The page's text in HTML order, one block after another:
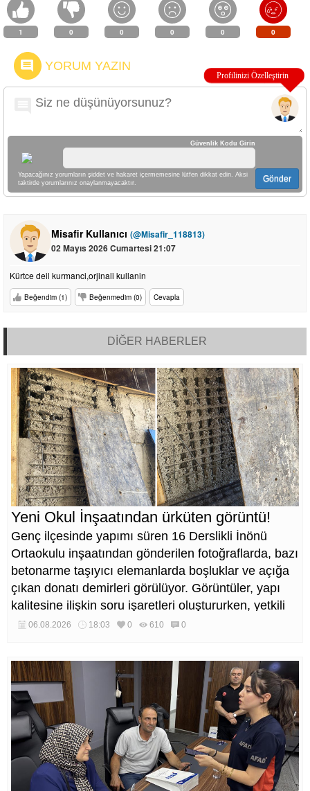
1 0 0 0 0 0
YORUM YAZIN
Güvenlik Kodu Girin
Yapacağınız yorumların şiddet ve hakaret içermemesine lütfen dikkat edin. Aksi
taktirde yorumlarınız onaylanmayacaktır.
Gönder
Misafir Kullanıcı (@Misafir_118813)
02 Mayıs 2026 Cumartesi 21:07
Kürtce deil kurmanci,orjinali kullanin
Beğendim (1) Beğenmedim (0) Cevapla
DİĞER HABERLER
Yeni Okul İnşaatından ürküten görüntü!
Genç ilçesinde yapımı süren 16 Derslikli İnönü
Ortaokulu inşaatından gönderilen fotoğraflarda, bazı
betonarme taşıyıcı elemanlarda boşluklar ve açığa
çıkan donatı demirleri görülüyor. Görüntüler, yapı
kalitesine ilişkin soru işaretleri oluştururken, yetkili
kurumların teknik inceleme yapması çağrısı yapıldı.
06.08.2026 18:03 0 610 0